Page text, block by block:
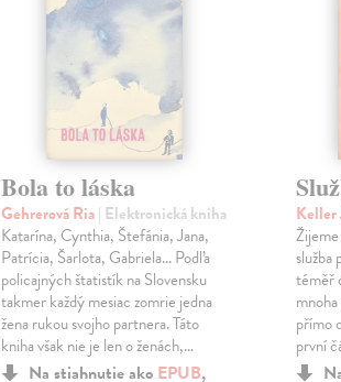
Bola to láska
Gehrerová Ria| Elektronická kniha
Katarína, Cynthia, Štefánia, Jana,
Patrícia, Šarlota, Gabriela... Podľa
policajných štatistík na Slovensku
takmer každý mesiac zomrie jedna
žena rukou svojho partnera. Táto
kniha však nie je len o ženách,…
Na stiahnutie ako EPUB,
Keller
Žijeme
služba
téměř
přímo
první